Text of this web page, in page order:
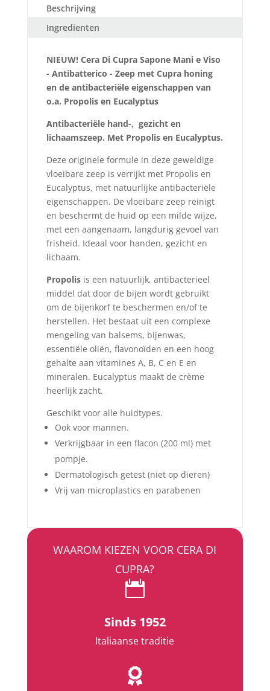
Beschrijving
Ingredienten
NIEUW! Cera Di Cupra Sapone Mani e Viso
- Antibatterico - Zeep met Cupra honing
en de antibacteriële eigenschappen van
o.a. Propolis en Eucalyptus
Antibacteriële hand-, gezicht en
lichaamszeep. Met Propolis en Eucalyptus.
Deze originele formule in deze geweldige
vloeibare zeep is verrijkt met Propolis en
Eucalyptus, met natuurlijke antibacteriële
eigenschappen. De vloeibare zeep reinigt
en beschermt de huid op een milde wijze,
met een aangenaam, langdurig gevoel van
frisheid. Ideaal voor handen, gezicht en
lichaam.
Propolisis een natuurlijk, antibacterieel
middel dat door de bijen wordt gebruikt
om de bijenkorf te beschermen en/of te
herstellen. Het bestaat uit een complexe
mengeling van balsems, bijenwas,
essentiële oliën, flavonoïden en een hoog
gehalte aan vitamines A, B, C en E en
mineralen. Eucalyptus maakt de crème
heerlijk zacht.
Geschikt voor alle huidtypes.
Ook voor mannen.
Verkrijgbaar in een flacon (200 ml) met
pompje.
Dermatologisch getest (niet op dieren)
Vrij van microplastics en parabenen
WAAROM KIEZEN VOOR CERA DI
CUPRA?

Sinds 1952
Italiaanse traditie
